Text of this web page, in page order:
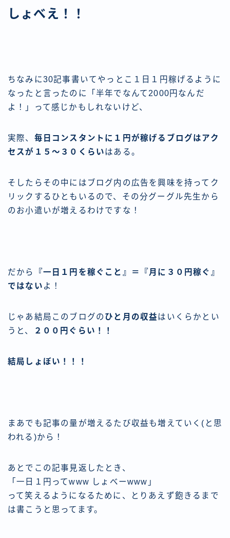
しょべえ！！
ちなみに30記事書いてやっとこ１日１円稼げるように
なったと言ったのに「半年でなんて2000円なんだ
よ！」って感じかもしれないけど、
実際、 毎日コンスタントに１円が稼げるブログはアク
セスが１５～３０くらいはある。
そしたらその中にはブログ内の広告を興味を持ってク
リックするひともいるので、その分グーグル先生から
のお小遣いが増えるわけですな！
だから
『一日１円を稼ぐこと』＝『月に３０円稼ぐ』
ではない よ！
じゃあ結局このブログの ひと月の収益はいくらかとい
うと、
２００円ぐらい！！
結局しょぼい！！！
まあでも記事の量が増えるたび収益も増えていく(と思
われる)から！
あとでこの記事見返したとき、
「一日１円ってwww しょべーwww」
って笑えるようになるために、とりあえず飽きるまで
は書こうと思ってます。